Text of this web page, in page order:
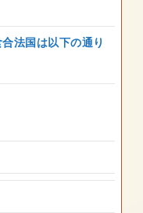
法国は以下の通り